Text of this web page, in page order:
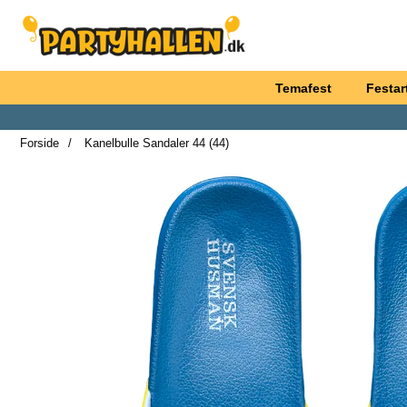
Startside for Partyhallen AB
Temafest
Forside
Kanelbulle Sandaler 44 (44)